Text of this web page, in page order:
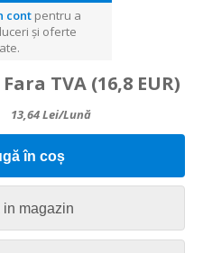
contpentru a
și oferte
TVA (16,8 EUR)
13,64Lei/lună
în coș
in magazin